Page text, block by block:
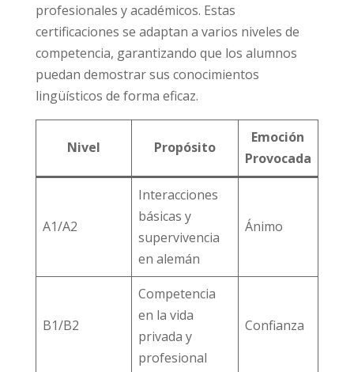
profesionales y académicos. Estas
certificaciones se adaptan a varios niveles de
competencia, garantizando que los alumnos
puedan demostrar sus conocimientos
lingüísticos de forma eficaz.
Nivel Propósito
Emoción
Provocada
A1/A2
Interacciones
básicas y
supervivencia
en alemán
Ánimo
B1/B2
Competencia
en la vida
privada y
profesional
Confianza